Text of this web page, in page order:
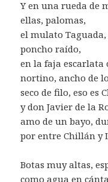
Y en una rueda de
ellas, palomas,
el mulato
poncho raído,
en la faja escarlata
nortino, ancho de
seco de filo, eso es
y don Javier de la
amo de un bayo,
por entre Chillán y
Botas muy altas,
como agua en